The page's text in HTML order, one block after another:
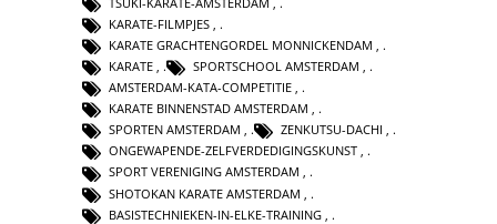
KARATE-FILMPJES ,
KARATE GRACHTENGORDEL MONNICKENDAM ,
KARATE , SPORTSCHOOL AMSTERDAM ,
AMSTERDAM-KATA-COMPETITIE ,
KARATE BINNENSTAD AMSTERDAM ,
SPORTEN AMSTERDAM , ZENKUTSU-DACHI ,
ONGEWAPENDE-ZELFVERDEDIGINGSKUNST ,
SPORT VERENIGING AMSTERDAM ,
SHOTOKAN KARATE AMSTERDAM
BASISTECHNIEKEN-IN-ELKE-TRAINING